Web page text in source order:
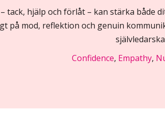
tack, hjälp och förlåt – kan stärka både
på mod, reflektion och genuin
Confidence, Empathy,